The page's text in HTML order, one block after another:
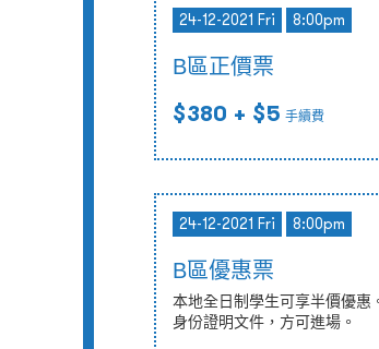
24-12-2021 Fri 8:00pm
B區正價票
$380 + $5 手續費
24-12-2021 Fri 8:00pm
B區優惠票
本地全日制學生可享半價優惠
身份證明文件，方可進場。